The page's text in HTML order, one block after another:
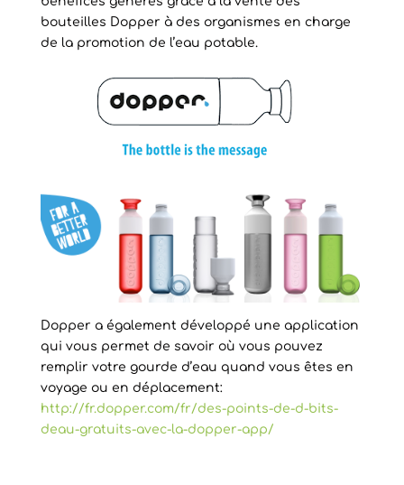
bouteilles Dopper à des organismes en charge
de la promotion de l’eau potable.
Dopper a également développé une application
qui vous permet de savoir où vous pouvez
remplir votre gourde d’eau quand vous êtes en
voyage ou en déplacement:
http://fr.dopper.com/fr/des-points-de-d-bits-
deau-gratuits-avec-la-dopper-app/